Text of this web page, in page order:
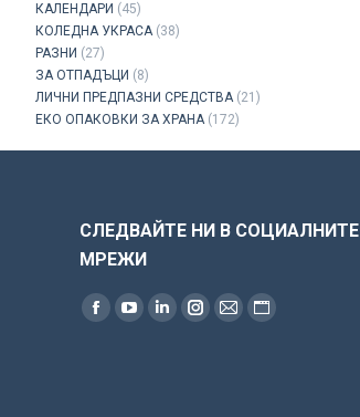
КАЛЕНДАРИ (45)
КОЛЕДНА УКРАСА (38)
РАЗНИ (27)
ЗА ОТПАДЪЦИ (8)
ЛИЧНИ ПРЕДПАЗНИ СРЕДСТВА (21)
ЕКО ОПАКОВКИ ЗА ХРАНА (172)
СЛЕДВАЙТЕ НИ В СОЦИАЛНИТЕ
МРЕЖИ
Find us on:
FacebookYouTubeLinkedinInstagram
Mail Website